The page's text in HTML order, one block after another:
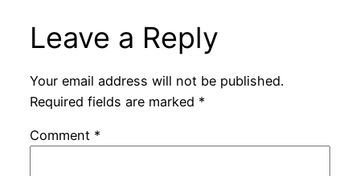
Leave a Reply
Your email address will not be published.
Required fields are marked *
Comment *